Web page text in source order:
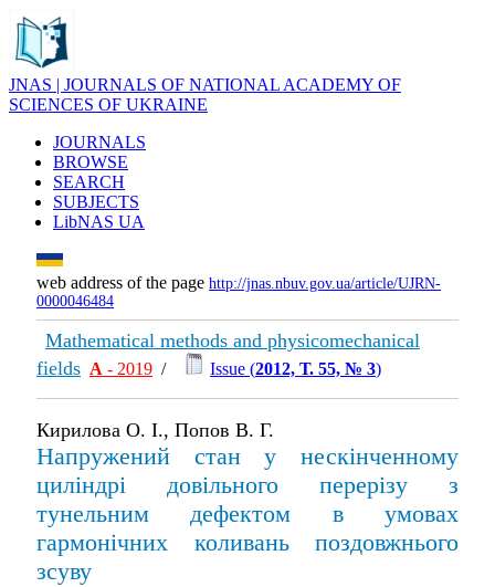
JNAS | JOURNALS OF NATIONAL ACADEMY OF
SCIENCES OF UKRAINE
JOURNALS
BROWSE
SEARCH
SUBJECTS
LibNAS UA
web address of the page http://jnas.nbuv.gov.ua/article/UJRN-
0000046484
Mathematical methods and physicomechanical
fields А - 2019 / Issue (2012, Т. 55, № 3)
Кирилова О. І., Попов В. Г.
Напружений стан у нескінченному
циліндрі довільного перерізу з
тунельним дефектом в умовах
гармонічних коливань поздовжнього
зсуву